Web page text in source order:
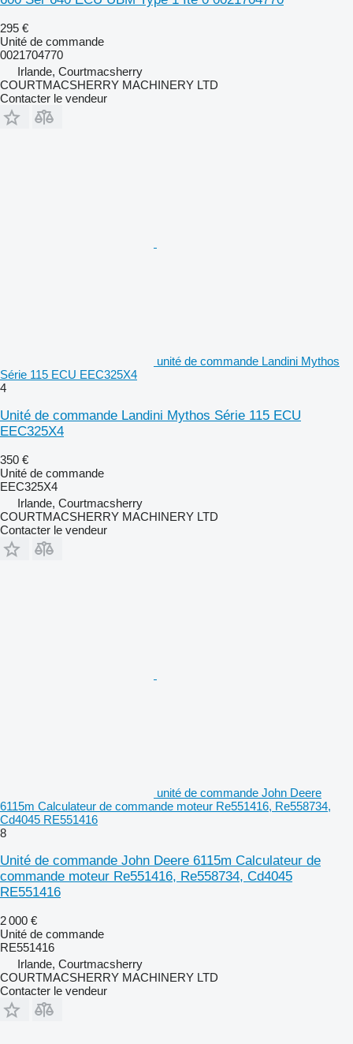
295 €
Unité de commande
0021704770
Irlande, Courtmacsherry
COURTMACSHERRY MACHINERY LTD
Contacter le vendeur
unité de commande Landini Mythos
Série 115 ECU EEC325X4
4
Unité de commande Landini Mythos Série 115 ECU
EEC325X4
350 €
Unité de commande
EEC325X4
Irlande, Courtmacsherry
COURTMACSHERRY MACHINERY LTD
Contacter le vendeur
unité de commande John Deere
6115m Calculateur de commande moteur Re551416, Re558734,
Cd4045 RE551416
8
Unité de commande John Deere 6115m Calculateur de
commande moteur Re551416, Re558734, Cd4045
RE551416
2 000 €
Unité de commande
RE551416
Irlande, Courtmacsherry
COURTMACSHERRY MACHINERY LTD
Contacter le vendeur